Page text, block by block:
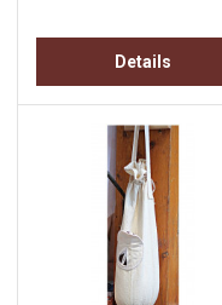
Details